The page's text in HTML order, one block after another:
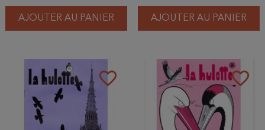
AJOUTER AU PANIER AJOUTER AU PANIER
favorite_border favorite_border